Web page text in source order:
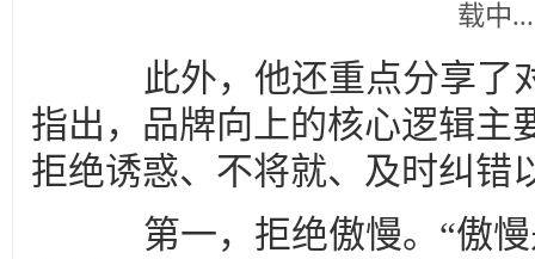
此外，他还重点分享了
指出，品牌向上的核心逻辑主
拒绝诱惑、不将就、及时纠错
第一，拒绝傲慢。“傲慢